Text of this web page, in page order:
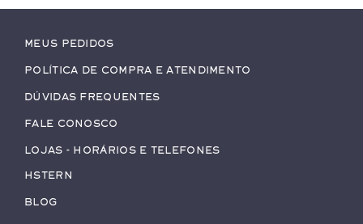
Meus pedidos
Política de Compra e Atendimento
Dúvidas Frequentes
Fale conosco
Lojas - Horários e Telefones
HStern
Blog